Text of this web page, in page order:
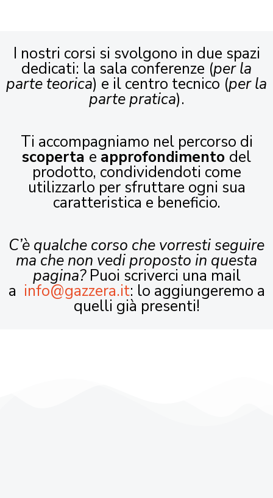
I nostri corsi si svolgono in due spazi
dedicati: la sala conferenze (per la
parte teorica) e il centro tecnico (per la
parte pratica).
Ti accompagniamo nel percorso di
scoperta e approfondimento del
prodotto, condividendoti come
utilizzarlo per sfruttare ogni sua
caratteristica e beneficio.
C’è qualche corso che vorresti seguire
ma che non vedi proposto in questa
pagina?Puoi scriverci una mail
a info@gazzera.it: lo aggiungeremo a
quelli già presenti!